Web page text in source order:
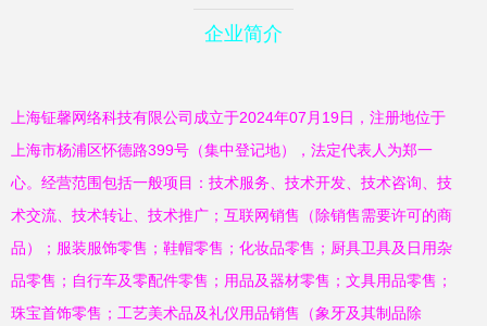
理不仅进入每时刻
产生时跟智能外部
设置的辅传阶段升
级通过DSP强音量
企业简介
上海钲馨网络科技有限公司成立于2024年07月19日，注册地位于
上海市杨浦区怀德路399号（集中登记地），法定代表人为郑一
心。经营范围包括一般项目：技术服务、技术开发、技术咨询、技
术交流、技术转让、技术推广；互联网销售（除销售需要许可的商
品）；服装服饰零售；鞋帽零售；化妆品零售；厨具卫具及日用杂
品零售；自行车及零配件零售；用品及器材零售；文具用品零售；
珠宝首饰零售；工艺美术品及礼仪用品销售（象牙及其制品除